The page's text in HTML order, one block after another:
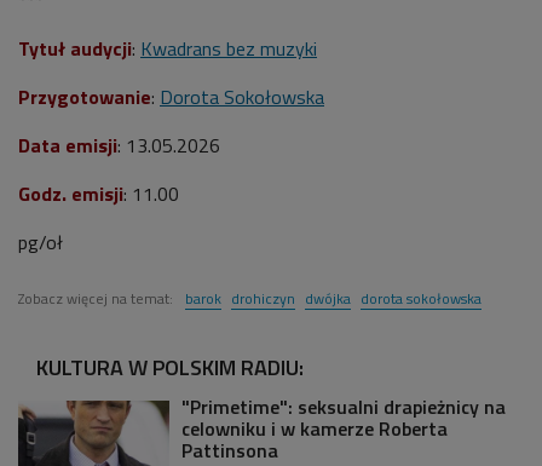
Tytuł audycji: Kwadrans bez muzyki
Przygotowanie: Dorota Sokołowska
Data emisji: 13.05.2026
Godz. emisji: 11.00
pg/oł
Zobacz więcej na temat: barok drohiczyn dwójka dorota sokołowska
KULTURA W POLSKIM RADIU:
"Primetime": seksualni drapieżnicy na
celowniku i w kamerze Roberta
Pattinsona